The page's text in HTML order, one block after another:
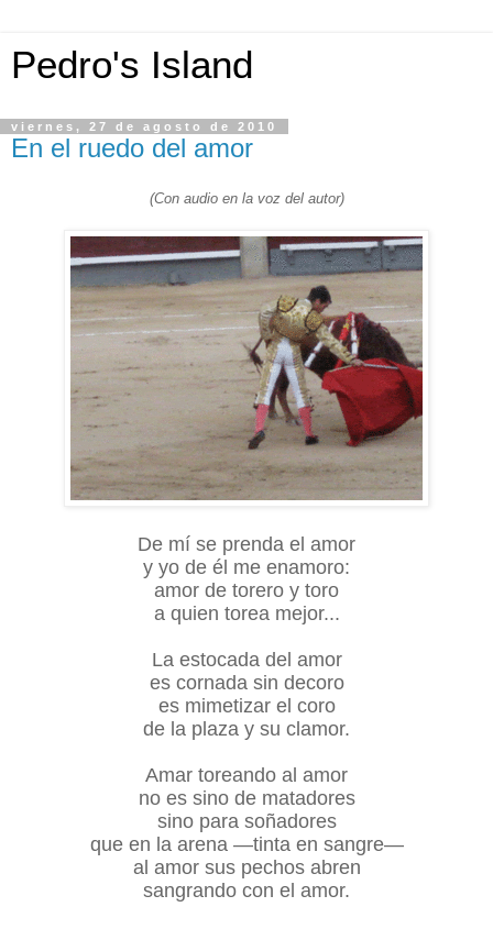
Pedro's Island
viernes, 27 de agosto de 2010
En el ruedo del amor
(Con audio en la voz del autor)
De mí se prenda el amor
y yo de él me enamoro:
amor de torero y toro
a quien torea mejor...
La estocada del amor
es cornada sin decoro
es mimetizar el coro
de la plaza y su clamor.
Amar toreando al amor
no es sino de matadores
sino para soñadores
que en la arena —tinta en sangre—
al amor sus pechos abren
sangrando con el amor.